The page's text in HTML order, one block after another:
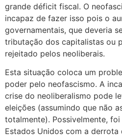
grande déficit fiscal. O
incapaz de fazer isso pois o
governamentais, que deveria
tributação dos capitalistas ou
rejeitado pelos neoliberais.
Esta situação coloca um
poder pelo neofascismo. A
crise do neoliberalismo pode
eleições (assumindo que não
totalmente). Possivelmente,
Estados Unidos com a derrota